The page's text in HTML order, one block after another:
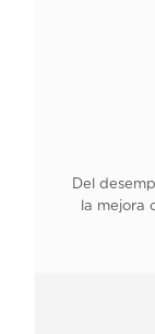
Del
la mejora